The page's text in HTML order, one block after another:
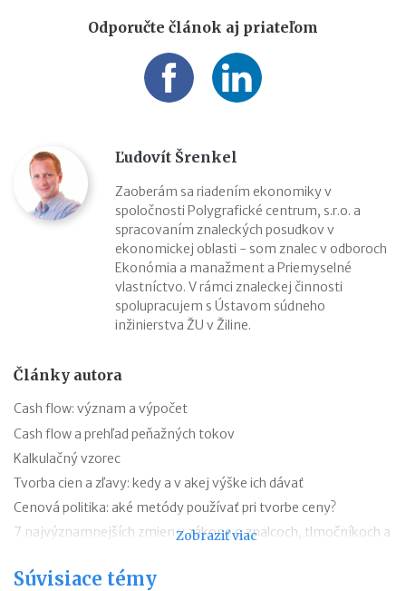
Odporučte článok aj priateľom
Ľudovít Šrenkel
Zaoberám sa riadením ekonomiky v
spoločnosti Polygrafické centrum, s.r.o. a
spracovaním znaleckých posudkov v
ekonomickej oblasti - som znalec v odboroch
Ekonómia a manažment a Priemyselné
vlastníctvo. V rámci znaleckej činnosti
spolupracujem s Ústavom súdneho
inžinierstva ŽU v Žiline.
Články autora
Cash flow: význam a výpočet
Cash flow a prehľad peňažných tokov
Kalkulačný vzorec
Tvorba cien a zľavy: kedy a v akej výške ich dávať
Cenová politika: aké metódy používať pri tvorbe ceny?
7 najvýznamnejších zmien v zákone o znalcoch, tlmočníkoch a
Podpora podnikania na Slovensku konečne realitou
Zobraziť viac
Súvisiace témy